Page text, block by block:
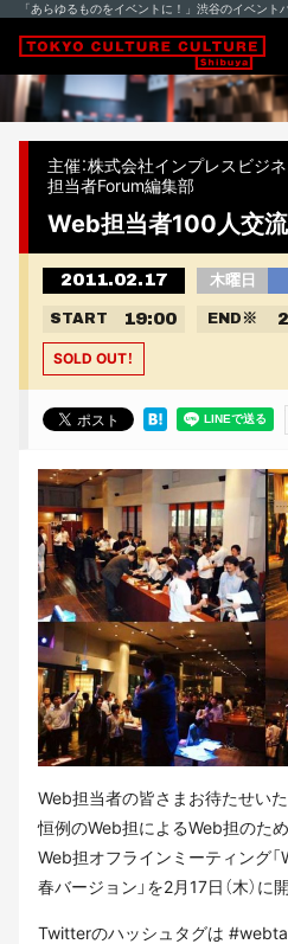
「あらゆるものをイベントに！」渋谷のイベント
主催：株式会社インプレスビジ
担当者Forum編集部
Web担当者100人交
2011.02.17 木曜日
START 19:00 END ※
SOLD OUT！
Web担当者の皆さまお待たせいた
恒例のWeb担によるWeb担のた
Web担オフラインミーティング
春バージョン」を2月17日（木）に
Twitterのハッシュタグは